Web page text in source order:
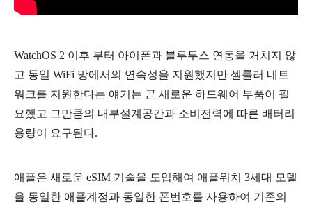
WatchOS 2 이후 부터 아이폰과 블루투스 연동을 거치지 않
고 동일 WiFi 망에서의 연속성을 지원했지만 셀룰러 네트
워크를 지원한다는 얘기는 곧 새로운 하드웨어 부품이 필
요했고 그만큼의 내부설계공간과 소비전력에 따른 배터리
용량이 요구된다.
애플은 새로운 eSIM 기술을 도입해여 애플워치 3세대 모델
을 동일한 애플계정과 동일한 폰번호를 사용하여 기존의